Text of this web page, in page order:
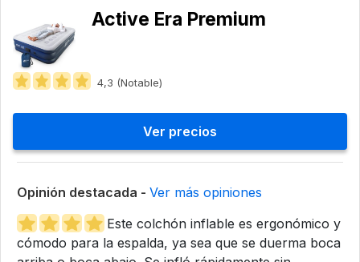
Active Era Premium
4,3 (Notable)
Ver precios
Opinión destacada - Ver más opiniones
Este colchón inflable es ergonómico y
cómodo para la espalda, ya sea que se duerma boca